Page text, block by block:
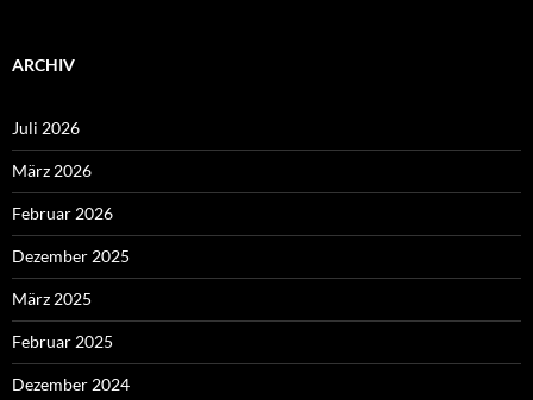
ARCHIV
Juli 2026
März 2026
Februar 2026
Dezember 2025
März 2025
Februar 2025
Dezember 2024